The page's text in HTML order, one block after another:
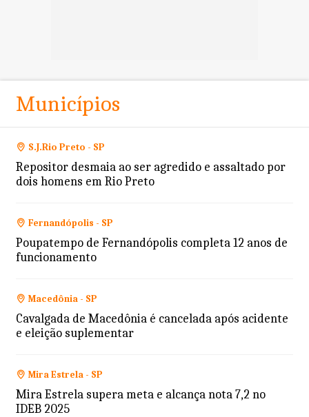
Municípios
S.J.Rio Preto - SP
Repositor desmaia ao ser agredido e assaltado por
dois homens em Rio Preto
Fernandópolis - SP
Poupatempo de Fernandópolis completa 12 anos de
funcionamento
Macedônia - SP
Cavalgada de Macedônia é cancelada após acidente
e eleição suplementar
Mira Estrela - SP
Mira Estrela supera meta e alcança nota 7,2 no
IDEB 2025